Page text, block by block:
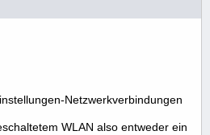
Netzwerkverbindungen
WLAN also entweder ein